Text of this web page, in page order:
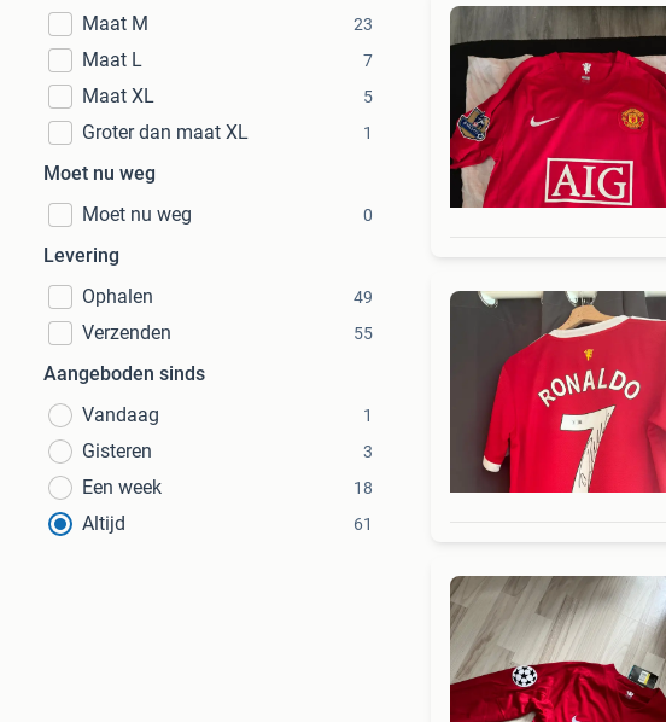
Maat M 23
Maat L 7
Maat XL 5
Groter dan maat XL 1
Moet nu weg
Moet nu weg
0
Levering
Ophalen
49
Verzenden 55
Aangeboden sinds
Vandaag
1
Gisteren 3
Een week 18
Altijd 61